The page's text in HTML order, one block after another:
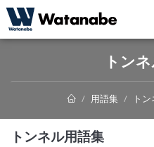
トン
用語集 ト
トンネル用語集